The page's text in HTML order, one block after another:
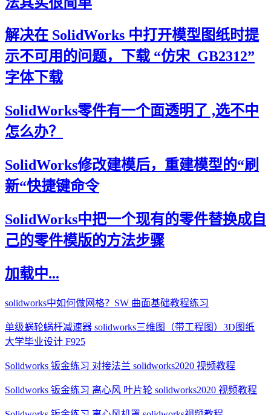
解决在 SolidWorks 中打开模型图纸时提
示不可用的问题，下载 “仿宋_GB2312”
字体下载
SolidWorks零件有一个面透明了 ,选不中
怎么办？
SolidWorks修改建模后，重建模型的“刷
新“快捷键命令
SolidWorks中把一个现有的零件替换成自
己的零件模版的方法步骤
加载中...
solidworks中如何做网格？SW 曲面基础教程练习
单级蜗轮蜗杆减速器 solidworks三维图（带工程图）3D图纸
大学毕业设计 F925
Solidworks 钣金练习 对接法兰 solidworks2020 视频教程
Solidworks 钣金练习 离心风 叶片轮 solidworks2020 视频教程